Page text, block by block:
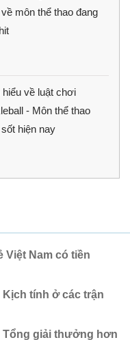
môn thể thao đang
về luật chơi
- Môn thể thao
hiện nay
Việt Nam có tiền
Kịch tính ở các trận
Tổng giải thưởng hơn